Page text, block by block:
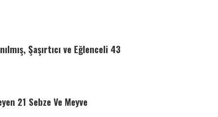
Şaşırtıcı ve Eğlenceli 43
21 Sebze Ve Meyve